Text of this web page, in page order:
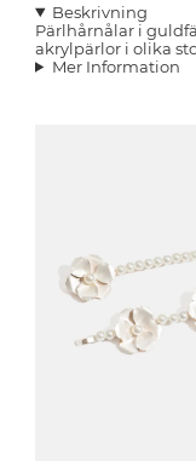
Beskrivning
Pärlhårnålar i
akrylpärlor i olika
Mer Information